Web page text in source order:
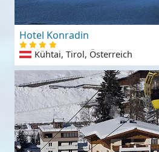
Hotel Konradin
Kühtai, Tirol, Österreich